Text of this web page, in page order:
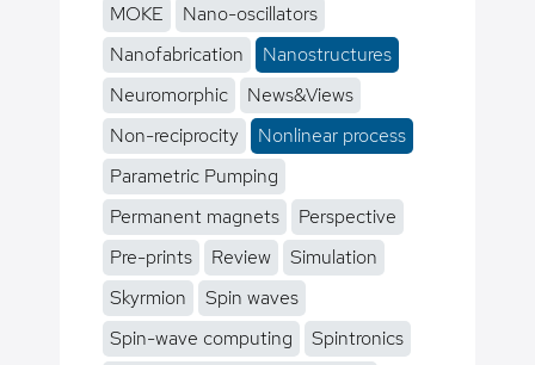
MOKE
Nano-oscillators
Nanofabrication
Nanostructures
Neuromorphic
News&Views
Non-reciprocity
Nonlinear process
Parametric Pumping
Permanent magnets
Perspective
Pre-prints
Review
Simulation
Skyrmion
Spin waves
Spin-wave computing
Spintronics